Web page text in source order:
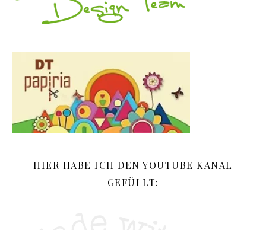
HIER HABE ICH DEN YOUTUBE KANAL
GEFÜLLT: